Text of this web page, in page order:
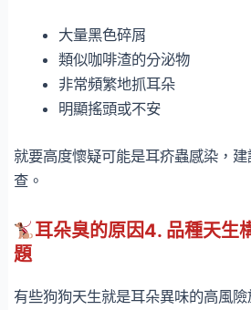
大量黑色碎屑
類似咖啡渣的分泌物
非常頻繁地抓耳朵
明顯搖頭或不安
就要高度懷疑可能是耳疥蟲感染，
查。
耳朵臭的原因4. 品種天生
題
有些狗狗天生就是耳朵異味的高風